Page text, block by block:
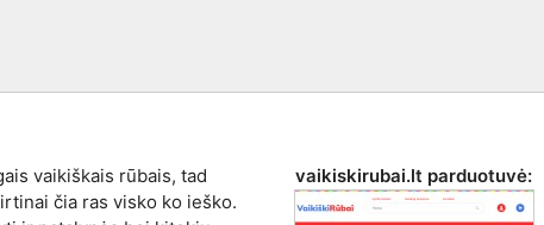
vaikiskirubai.lt parduotuvė:
vaikiškais rūbais, tad
čia ras visko ko ieško.